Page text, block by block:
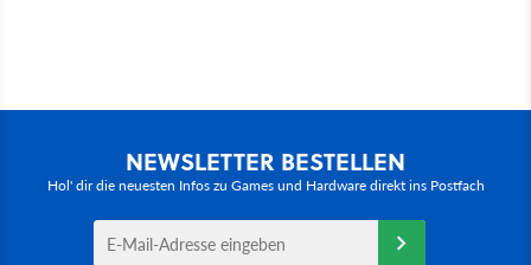
NEWSLETTER BESTELLEN
Hol' dir die neuesten Infos zu Games und Hardware direkt ins Postfach